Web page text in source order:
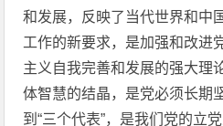
和发展，反映了当代世界和中
工作的新要求，是加强和改进
主义自我完善和发展的强大理
体智慧的结晶，是党必须长期
到“三个代表”，是我们党的立